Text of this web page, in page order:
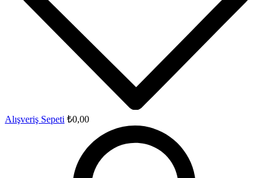
Alışveriş Sepeti ₺0,00